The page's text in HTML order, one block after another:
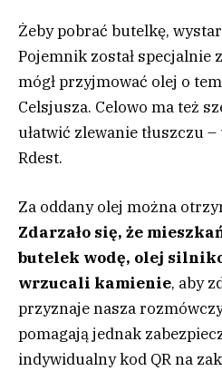
Żeby pobrać butelkę,
Pojemnik został specjalnie
mógł przyjmować olej o
Celsjusza. Celowo ma też
ułatwić zlewanie tłuszczu –
Rdest.
Za oddany olej można
Zdarzało się, że
butelek wodę, olej
wrzucali kamienie, aby
przyznaje nasza
pomagają jednak
indywidualny kod QR na